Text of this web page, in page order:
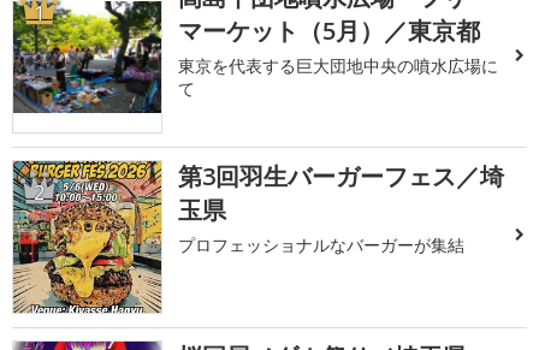
1
マーケット（5月）／東京都
東京を代表する巨大団地中央の噴水広場に
て
2
第3回羽生バーガーフェス／埼
玉県
プロフェッショナルなバーガーが集結